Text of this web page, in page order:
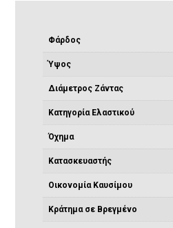
Φάρδος
Ύψος
Διάμετρος Ζάντας
Κατηγορία Ελαστικού
Όχημα
Κατασκευαστής
Οικονομία Καυσίμου
Κράτημα σε Βρεγμένο